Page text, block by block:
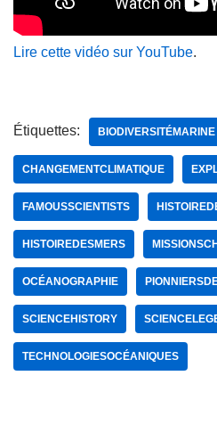
Lire cette vidéo sur YouTube.
Étiquettes: BIODIVERSITÉMARINE
CHANGEMENTCLIMATIQUE
FAMOUSSCIENTISTS
HISTOIREDESMERS
OCÉANOGRAPHIE
SCIENCEHISTORY
TECHNOLOGIESOCÉANIQUES